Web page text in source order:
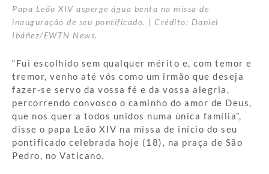
Papa Leão XIV asperge água benta na missa de
inauguração de seu pontificado. | Crédito: Daniel
Ibáñez/EWTN News.
“Fui escolhido sem qualquer mérito e, com temor e
tremor, venho até vós como um irmão que deseja
fazer-se servo da vossa fé e da vossa alegria,
percorrendo convosco o caminho do amor de Deus,
que nos quer a todos unidos numa única família”,
disse o papa Leão XIV na missa de início do seu
pontificado celebrada hoje (18), na praça de São
Pedro, no Vaticano.